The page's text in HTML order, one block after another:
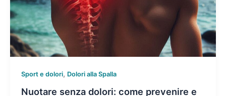
Sport e dolori, Dolori alla Spalla
Nuotare senza dolori: come prevenire e